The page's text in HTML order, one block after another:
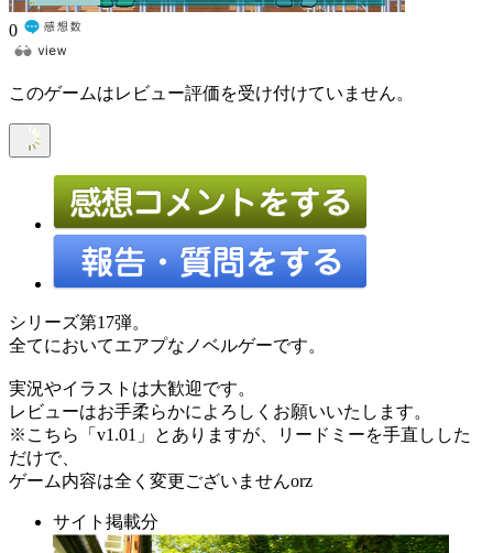
0
このゲームはレビュー評価を受け付けていません。
シリーズ第17弾。
全てにおいてエアプなノベルゲーです。
実況やイラストは大歓迎です。
レビューはお手柔らかによろしくお願いいたします。
※こちら「v1.01」とありますが、リードミーを手直しした
だけで、
ゲーム内容は全く変更ございませんorz
サイト掲載分